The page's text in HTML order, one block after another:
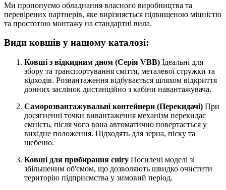
Ми пропонуємо обладнання власного виробництва та
перевірених партнерів, яке вирізняється підвищеною міцністю
та простотою монтажу на стандартні вила.
Види ковшів у нашому каталозі:
Ковші з відкидним дном (Серія VBB) Ідеальні для
збору та транспортування сміття, металевої стружки та
відходів. Розвантаження відбувається шляхом відкриття
донних заслінок дистанційно з кабіни навантажувача.
Саморозвантажувальні контейнери (Перекидачі) При
досягненні точки вивантаження механізм перекидає
ємність, після чого вона автоматично повертається у
вихідне положення. Підходять для зерна, піску та
щебеню.
Ковші для прибирання снігу Посилені моделі зі
збільшеним об'ємом, що дозволяють швидко очистити
територію підприємства у зимовий період.